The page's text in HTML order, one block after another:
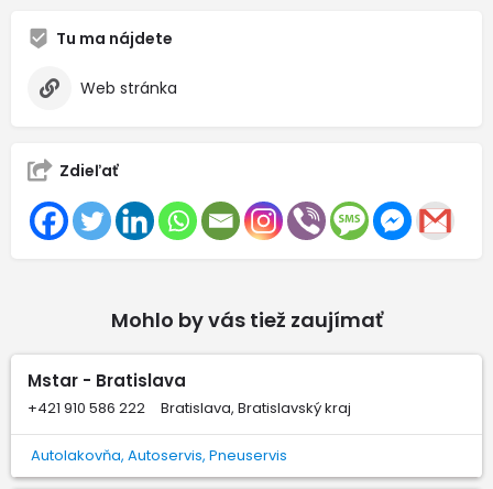
Tu ma nájdete
Web stránka
Zdieľať
Mohlo by vás tiež zaujímať
Mstar - Bratislava
+421 910 586 222 Bratislava, Bratislavský kraj
Autolakovňa, Autoservis, Pneuservis